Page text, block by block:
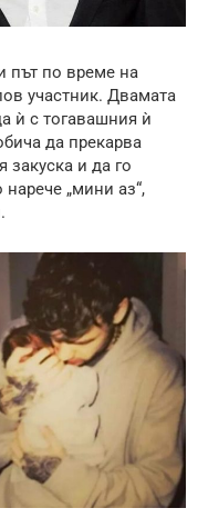
път по време на
участник. Двамата
ѝ с тогавашния ѝ
да прекарва
закуска и да го
„мини аз“,